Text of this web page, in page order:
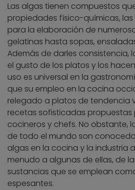
Las algas tienen compuestos
propiedades físico-químicas,
para la elaboración de
gelatinas hasta sopas,
Además de darles consistencia,
el gusto de los platos y los
uso es universal en la
que su empleo en la cocina
relegado a platos de tendencia
recetas sofisticadas
cocineros y chefs. No obstante,
de todo el mundo son
algas en la cocina y la industria
menudo a algunas de ellas, de
sustancias que se emplean
espesantes.